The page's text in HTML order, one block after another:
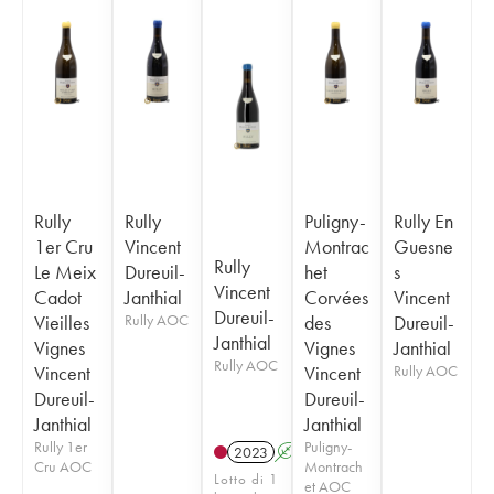
Rully
1er Cru
Le Meix
Cadot
Vieilles
Vignes
Vincent
Dureuil-
Janthial
Rully 1er
Cru AOC
Rully
Vincent
Dureuil-
Janthial
Rully AOC
Rully
Vincent
Dureuil-
Janthial
Rully AOC
2023 A
Lotto di 1
Puligny-
Montrac
het
Corvées
des
Vignes
Vincent
Dureuil-
Janthial
Puligny-
Montrach
et AOC
Rully En
Guesne
s
Vincent
Dureuil-
Janthial
Rully AOC